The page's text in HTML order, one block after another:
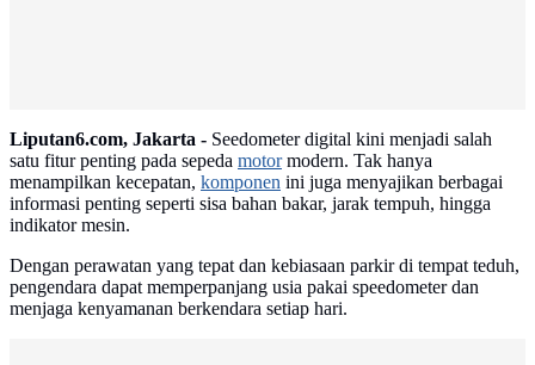
Liputan6.com, Jakarta - Seedometer digital kini menjadi salah
satu fitur penting pada sepeda motormodern. Tak hanya
menampilkan kecepatan, komponen ini juga menyajikan berbagai
informasi penting seperti sisa bahan bakar, jarak tempuh, hingga
indikator mesin.
Dengan perawatan yang tepat dan kebiasaan parkir di tempat teduh,
pengendara dapat memperpanjang usia pakai speedometer dan
menjaga kenyamanan berkendara setiap hari.